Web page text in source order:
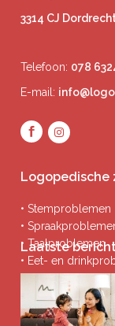
3314 CJ
Telefoon: 078
E-mail:
Logopedische
• Stemproblemen
•
• Taalproblemen
• Eet- en
• Afwijkende
• Ademproblemen
• Problemen
Laatste